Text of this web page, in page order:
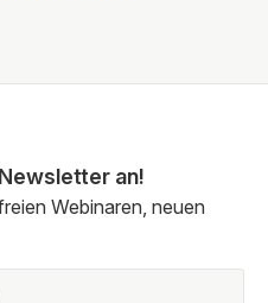
an!
Webinaren, neuen